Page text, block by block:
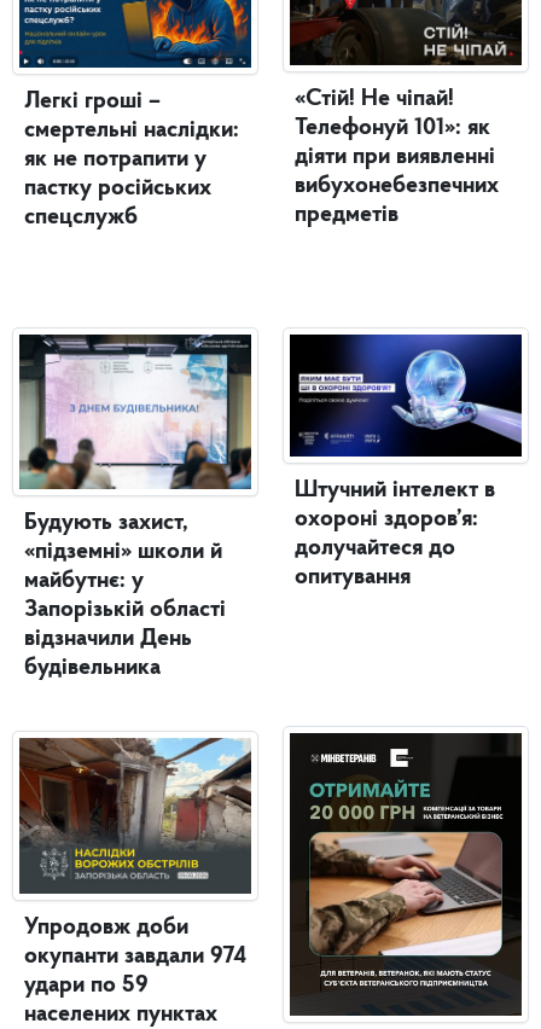
Легкі гроші –
смертельні наслідки:
як не потрапити у
пастку російських
спецслужб
Будують захист,
«підземні» школи й
майбутнє: у
Запорізькій області
відзначили День
будівельника
Упродовж доби
окупанти завдали 974
удари по 59
населених пунктах
«Стій! Не чіпай!
Телефонуй 101»: як
діяти при виявленні
вибухонебезпечних
предметів
Штучний інтелект в
охороні здоров’я:
долучайтеся до
опитування